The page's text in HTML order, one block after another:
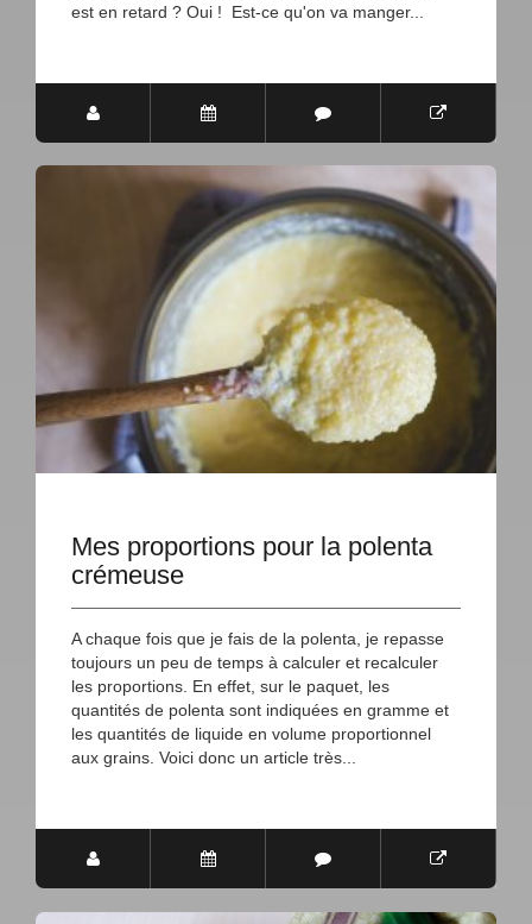
est en retard ? Oui ! Est-ce qu'on va manger...
Mes proportions pour la polenta
crémeuse
A chaque fois que je fais de la polenta, je repasse
toujours un peu de temps à calculer et recalculer
les proportions. En effet, sur le paquet, les
quantités de polenta sont indiquées en gramme et
les quantités de liquide en volume proportionnel
aux grains. Voici donc un article très...